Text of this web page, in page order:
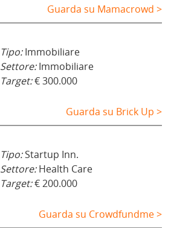
Guarda su Mamacrowd >
Tipo:Immobiliare
Settore:Immobiliare
Target:€ 300.000
Guarda su Brick Up >
Tipo:Startup Inn.
Settore:Health Care
Target:€ 200.000
Guarda su Crowdfundme >